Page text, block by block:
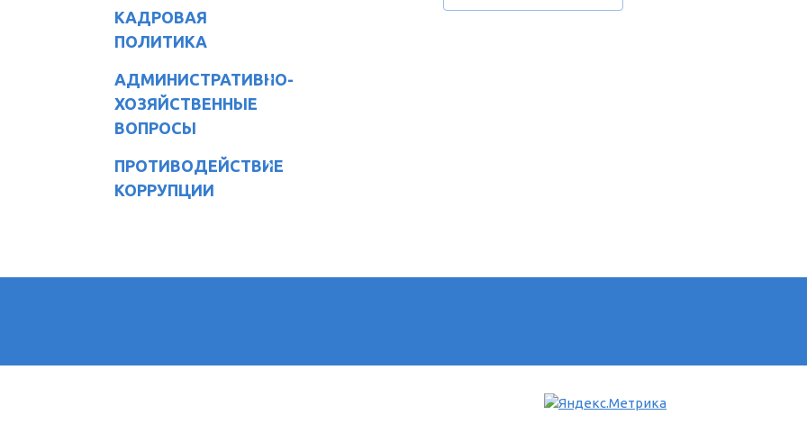
КАДРОВАЯ
ПОЛИТИКА
АДМИНИСТРАТИВНО-
ХОЗЯЙСТВЕННЫЕ
ВОПРОСЫ
ПРОТИВОДЕЙСТВИЕ
КОРРУПЦИИ